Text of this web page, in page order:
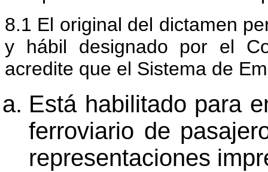
8.1 El original del dictamen
y hábil designado por el
acredite que el Sistema de
Está habilitado para
ferroviario de
representaciones